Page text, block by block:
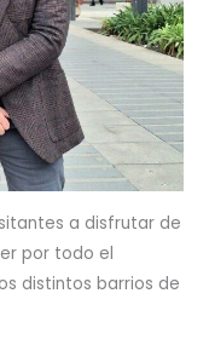
a disfrutar de
por todo el
distintos barrios de